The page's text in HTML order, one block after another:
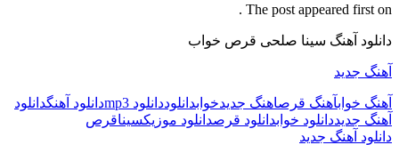
The post appeared first on .
دانلود آهنگ سینا صلحی قرص خواب
آهنگ جدید
آهنگ خوابآهنگ قرصاهنگ جدیدخوابدانلوددانلود mp3 دانلود آهنگدانلود
آهنگ جدیددانلود خوابدانلود قرصدانلود موزیکسیناقرص
دانلود آهنگ جدید